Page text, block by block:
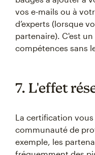
vos e-mails ou à
d’experts (lorsque
partenaire). C'est
compétences sans
7. L'effet
La certification
communauté de
exemple, les